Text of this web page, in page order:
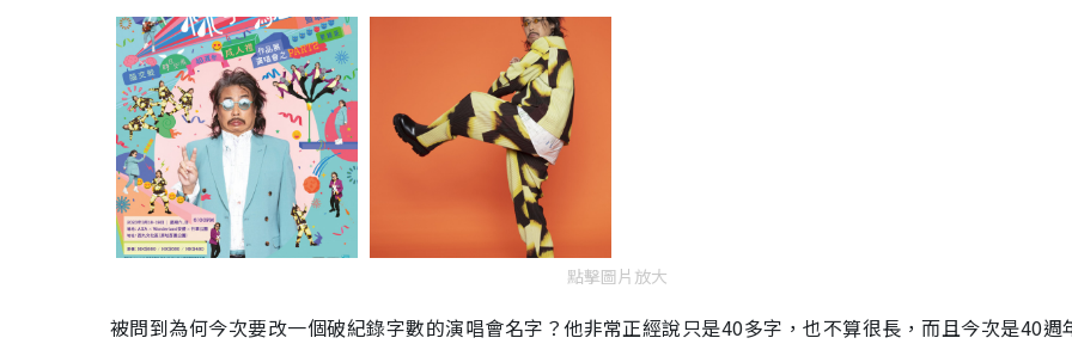
點擊圖片放大
被問到為何今次要改一個破紀錄字數的演唱會名字？他非常正經說只是40多字，也不算很長，而且今次是40週